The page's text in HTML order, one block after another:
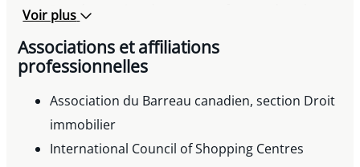
Représentation de preneurs fermes dans le
plusieurs FPI détenant des immeubles
Représentation de l’acquéreur d’un portefeuille
de 12 immeubles industriels situés un peu
partout au Canada.
Voir plus
Associations et affiliations
professionnelles
Association du Barreau canadien, section Droit
immobilier
International Council of Shopping Centres